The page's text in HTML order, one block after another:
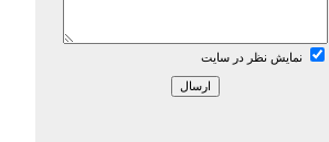
نمایش نظر در سایت